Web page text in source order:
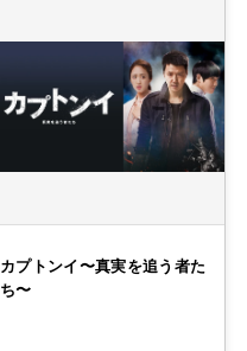
カプトンイ〜真実を追う者た
ち〜